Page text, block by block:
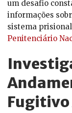
um desafio
informações
sistema
Penitenciário